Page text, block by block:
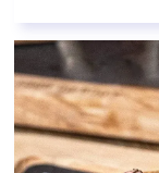
EN SAVOIR PLUS